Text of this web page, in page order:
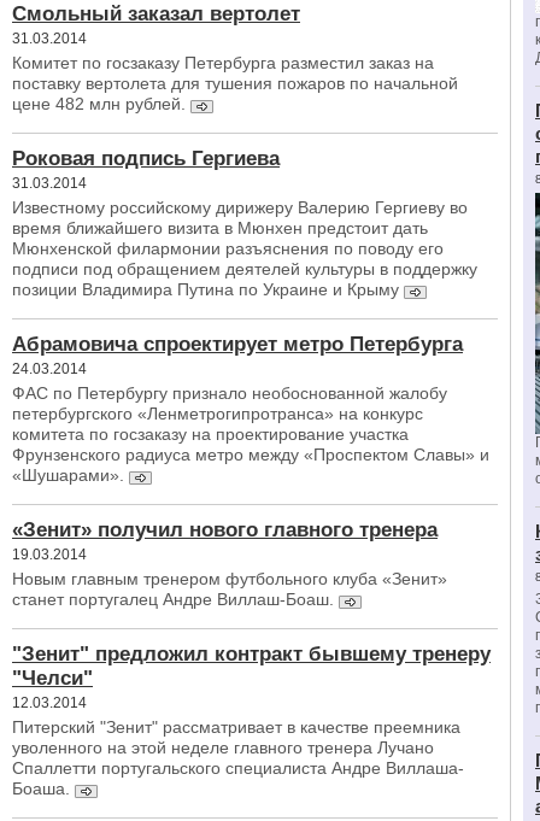
Смольный заказал вертолет
31.03.2014
Комитет по госзаказу Петербурга разместил заказ на
поставку вертолета для тушения пожаров по начальной
цене 482 млн рублей.
Роковая подпись Гергиева
31.03.2014
Известному российскому дирижеру Валерию Гергиеву во
время ближайшего визита в Мюнхен предстоит дать
Мюнхенской филармонии разъяснения по поводу его
подписи под обращением деятелей культуры в поддержку
позиции Владимира Путина по Украине и Крыму
Абрамовича спроектирует метро Петербурга
24.03.2014
ФАС по Петербургу признало необоснованной жалобу
петербургского «Ленметрогипротранса» на конкурс
комитета по госзаказу на проектирование участка
Фрунзенского радиуса метро между «Проспектом Славы» и
«Шушарами».
«Зенит» получил нового главного тренера
19.03.2014
Новым главным тренером футбольного клуба «Зенит»
станет португалец Андре Виллаш-Боаш.
"Зенит" предложил контракт бывшему тренеру
"Челси"
12.03.2014
Питерский "Зенит" рассматривает в качестве преемника
уволенного на этой неделе главного тренера Лучано
Спаллетти португальского специалиста Андре Виллаша-
Боаша.